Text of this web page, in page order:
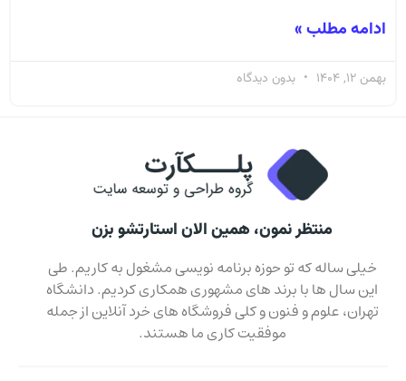
ادامه مطلب »
بهمن 12, 1404 بدون دیدگاه
منتظر نمون، همین الان استارتشو بزن
خیلی ساله که تو حوزه برنامه نویسی مشغول به کاریم. طی
این سال ها با برند های مشهوری همکاری کردیم. دانشگاه
تهران، علوم و فنون و کلی فروشگاه های خرد آنلاین از جمله
موفقیت کاری ما هستند.